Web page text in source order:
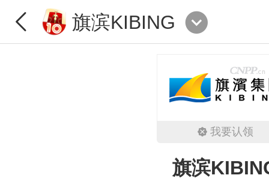
旗滨KIBING
我要认领
旗滨